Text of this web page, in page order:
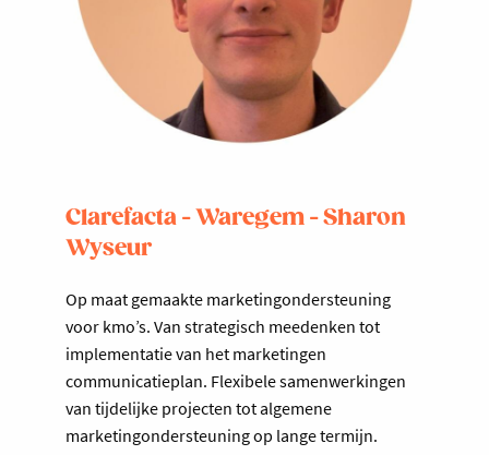
Clarefacta - Waregem - Sharon
Wyseur
Op maat gemaakte marketingondersteuning
voor kmo’s. Van strategisch meedenken tot
implementatie van het marketingen
communicatieplan. Flexibele samenwerkingen
van tijdelijke projecten tot algemene
marketingondersteuning op lange termijn.